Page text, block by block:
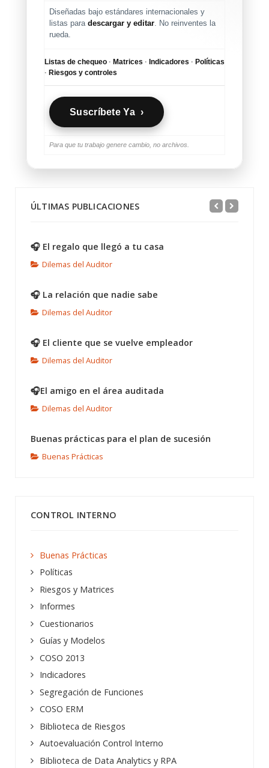
Diseñadas bajo estándares internacionales y
listas para descargar y editar . No reinventes la
rueda.
Listas de chequeo · Matrices · Indicadores · Políticas
· Riesgos y controles
Suscríbete Ya ›
Para que tu trabajo genere cambio, no archivos.
ÚLTIMAS PUBLICACIONES
🎧 El regalo que llegó a tu casa
Dilemas del Auditor
🎧 La relación que nadie sabe
Dilemas del Auditor
🎧 El cliente que se vuelve empleador
Dilemas del Auditor
🎧El amigo en el área auditada
Dilemas del Auditor
Buenas prácticas para el plan de sucesión
Buenas Prácticas
CONTROL INTERNO
Buenas Prácticas
Políticas
Riesgos y Matrices
Informes
Cuestionarios
Guías y Modelos
COSO 2013
Indicadores
Segregación de Funciones
COSO ERM
Biblioteca de Riesgos
Autoevaluación Control Interno
Biblioteca de Data Analytics y RPA